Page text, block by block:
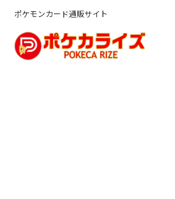
ポケモンカード通販サイト